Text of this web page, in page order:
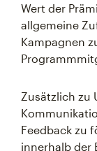
Wert der
allgemeine
Kampagnen
Zusätzlich zu
Feedback zu
innerhalb der